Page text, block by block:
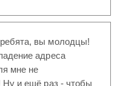
вы молодцы!
адреса
мне не
Ну и ещё раз - чтобы